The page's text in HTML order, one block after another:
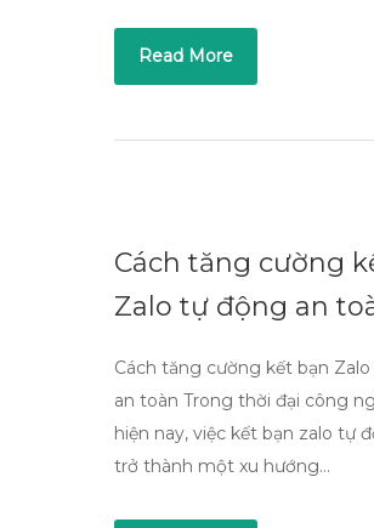
Read More
Cách tăng cường
Zalo tự động an
Cách tăng cường kết bạn
an toàn Trong thời đại công
hiện nay, việc kết bạn zalo tự
trở thành một xu hướng…